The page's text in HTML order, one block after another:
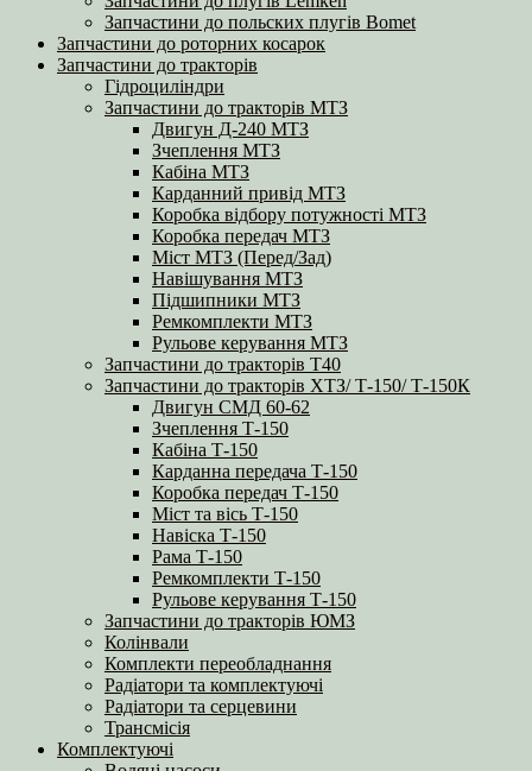
Запчастини до польских плугів Bomet
Запчастини до роторних косарок
Запчастини до тракторів
Гідроциліндри
Запчастини до тракторів МТЗ
Двигун Д-240 МТЗ
Зчеплення МТЗ
Кабіна МТЗ
Карданний привід МТЗ
Коробка відбору потужності МТЗ
Коробка передач МТЗ
Міст МТЗ (Перед/Зад)
Навішування МТЗ
Підшипники МТЗ
Ремкомплекти МТЗ
Рульове керування МТЗ
Запчастини до тракторів Т40
Запчастини до тракторів ХТЗ/ Т-150/ Т-150К
Двигун СМД 60-62
Зчеплення Т-150
Кабіна Т-150
Карданна передача Т-150
Коробка передач Т-150
Міст та вісь Т-150
Навіска Т-150
Рама Т-150
Ремкомплекти Т-150
Рульове керування Т-150
Запчастини до тракторів ЮМЗ
Колінвали
Комплекти переобладнання
Радіатори та комплектуючі
Радіатори та серцевини
Трансмісія
Комплектуючі